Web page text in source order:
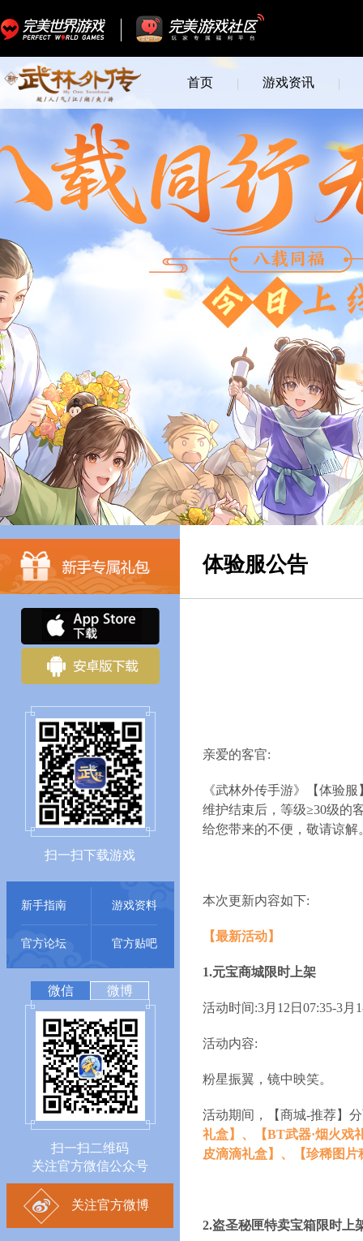
首页 游戏资讯
扫一扫下载游戏
新手指南 游戏资料
官方论坛 官方贴吧
微信 微博
扫一扫二维码
关注官方微信公众号
关注官方微博
体验服公告
亲爱的客官:
《武林外传手游》【体验服
维护结束后，等级≥30级的
给您带来的不便，敬请谅解
本次更新内容如下:
【最新活动】
1.元宝商城限时上架
活动时间:3月12日07:35-3月
活动内容:
粉星振翼，镜中映笑。
活动期间，【商城-推荐】
礼盒】、【BT武器·烟火戏
皮滴滴礼盒】、【珍稀图
2.盗圣秘匣特卖宝箱限时上